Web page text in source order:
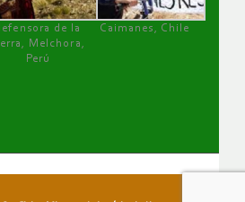
de la
Melchora,
Perú
Caimanes, Chile